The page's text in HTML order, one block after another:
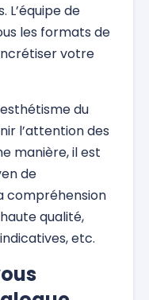
de
les formats de
votre
du
l’attention des
manière, il est
de
compréhension
qualité,
etc.